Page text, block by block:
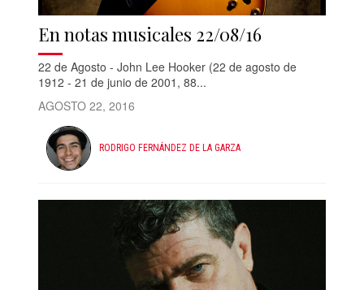
En notas musicales 22/08/16
22 de Agosto - John Lee Hooker (22 de agosto de
1912 - 21 de junio de 2001, 88...
AGOSTO 22, 2016
RODRIGO FERNÁNDEZ DE LA GARZA